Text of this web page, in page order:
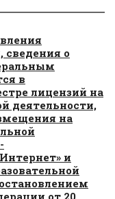
сведения о
в
лицензий на
деятельности,
на
и